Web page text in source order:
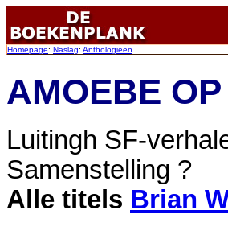
Homepage: Naslag: Anthologieën
AMOEBE
Luitingh SF-
Samenstelling ?
Alle titels Brian